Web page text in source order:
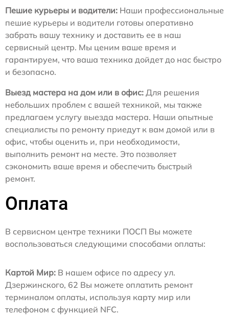
Пешие курьеры и водители: Наши профессиональные
пешие курьеры и водители готовы оперативно
забрать вашу технику и доставить ее в наш
сервисный центр. Мы ценим ваше время и
гарантируем, что ваша техника дойдет до нас быстро
и безопасно.
Выезд мастера на дом или в офис: Для решения
небольших проблем с вашей техникой, мы также
предлагаем услугу выезда мастера. Наши опытные
специалисты по ремонту приедут к вам домой или в
офис, чтобы оценить и, при необходимости,
выполнить ремонт на месте. Это позволяет
сэкономить ваше время и обеспечить быстрый
ремонт.
Оплата
В сервисном центре техники ПОСП Вы можете
воспользоваться следующими способами оплаты:
Картой Мир: В нашем офисе по адресу ул.
Дзержинского, 62 Вы можете оплатить ремонт
терминалом оплаты, используя карту мир или
телефоном с функцией NFC.